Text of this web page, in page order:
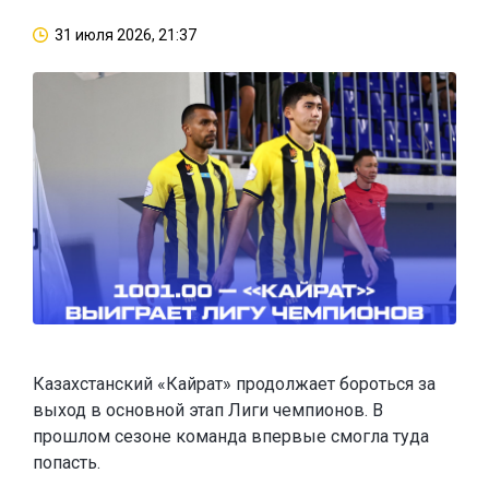
31 июля 2026, 21:37
Казахстанский «Кайрат» продолжает бороться за
выход в основной этап Лиги чемпионов. В
прошлом сезоне команда впервые смогла туда
попасть.